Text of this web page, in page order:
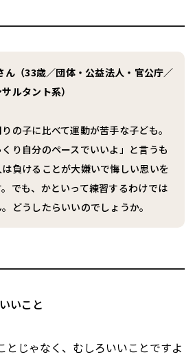
ん（33歳／団体・公益法人・官公庁／
ルタント系）
の子に比べて運動が苦手な子ども。
り自分のペースでいいよ」と言うも
負けることが大嫌いで悔しい思いを
。でも、かといって練習するわけでは
どうしたらいいのでしょうか。
いこと
とじゃなく、むしろいいことですよ